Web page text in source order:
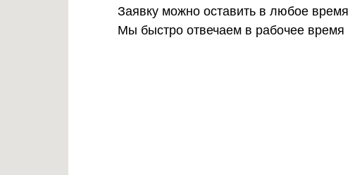
Заявку можно оставить в любое время
Мы быстро отвечаем в рабочее время